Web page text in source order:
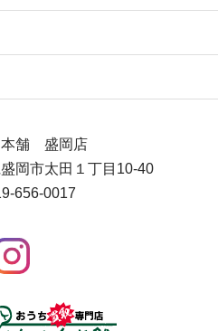
本舗 盛岡店
岡市太田１丁目10-40
656-0017